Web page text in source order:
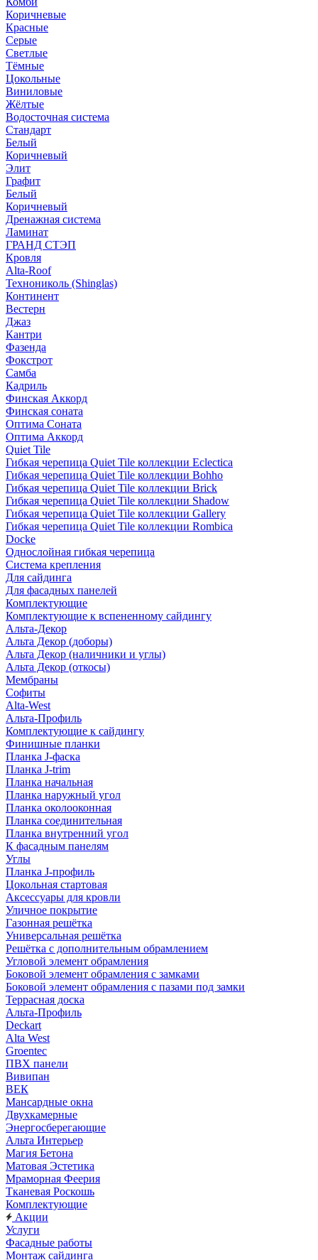
Коричневые
Красные
Серые
Светлые
Тёмные
Цокольные
Виниловые
Жёлтые
Водосточная система
Стандарт
Белый
Коричневый
Элит
Графит
Белый
Коричневый
Дренажная система
Ламинат
ГРАНД СТЭП
Кровля
Alta-Roof
Технониколь (Shinglas)
Континент
Вестерн
Джаз
Кантри
Фазенда
Фокстрот
Самба
Кадриль
Финская Аккорд
Финская соната
Оптима Соната
Оптима Аккорд
Quiet Tile
Гибкая черепица Quiet Tile коллекции Eclectica
Гибкая черепица Quiet Tile коллекции Bohho
Гибкая черепица Quiet Tile коллекции Brick
Гибкая черепица Quiet Tile коллекции Shadow
Гибкая черепица Quiet Tile коллекции Gallery
Гибкая черепица Quiet Tile коллекции Rombica
Docke
Однослойная гибкая черепица
Система крепления
Для сайдинга
Для фасадных панелей
Комплектующие
Комплектующие к вспененному сайдингу
Альта-Декор
Альта Декор (доборы)
Альта Декор (наличники и углы)
Альта Декор (откосы)
Мембраны
Софиты
Alta-West
Альта-Профиль
Комплектующие к сайдингу
Финишные планки
Планка J-фаска
Планка J-trim
Планка начальная
Планка наружный угол
Планка околооконная
Планка соединительная
Планка внутренний угол
К фасадным панелям
Углы
Планка J-профиль
Цокольная стартовая
Аксессуары для кровли
Уличное покрытие
Газонная решётка
Универсальная решётка
Решётка с дополнительным обрамлением
Угловой элемент обрамления
Боковой элемент обрамления с замками
Боковой элемент обрамления с пазами под замки
Террасная доска
Альта-Профиль
Deckart
Alta West
Groentec
ПВХ панели
Вивипан
ВЕК
Мансардные окна
Двухкамерные
Энергосберегающие
Альта Интерьер
Магия Бетона
Матовая Эстетика
Мраморная Феерия
Тканевая Роскошь
Комплектующие
Акции
Услуги
Фасадные работы
Монтаж сайдинга